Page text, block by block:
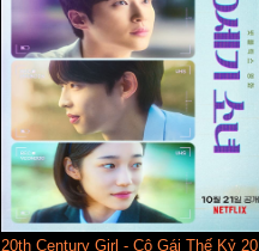
20th Century Girl - Cô Gái Thế Kỷ 20